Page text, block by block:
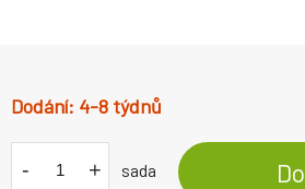
4-8 týdnů
- + sada